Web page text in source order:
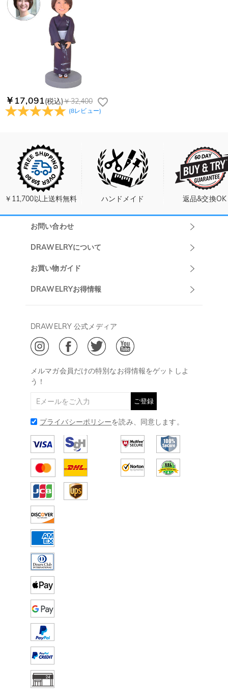
￥17,091(税込)￥32,400
(8レビュー)
￥11,700以上送料無料 ハンドメイド 返品&交換OK
お問い合わせ
DRAWELRYについて
DRAWELRYについて
ご利用規約
ご特定商取引法に基づく表示
お買い物ガイド
発送について
ジュエリーお手入れ
Drawelry Blog
DRAWELRYお得情報
会員・ポイントについて
メルマガ会員だけの特別なお得情報をゲットしよ
う！
ご登録
プライバシーポリシーを読み、同意します。
DRAWELRY 公式メディア